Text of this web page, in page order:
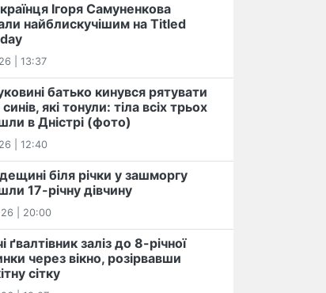
Ігоря Самуненкова
найблискучішим на Titled
| 13:37
батько кинувся рятувати
які тонули: тіла всіх трьох
в Дністрі (фото)
| 12:40
біля річки у зашморгу
17-річну дівчину
| 20:00
ґвалтівник заліз до 8-річної
через вікно, розірвавши
сітку